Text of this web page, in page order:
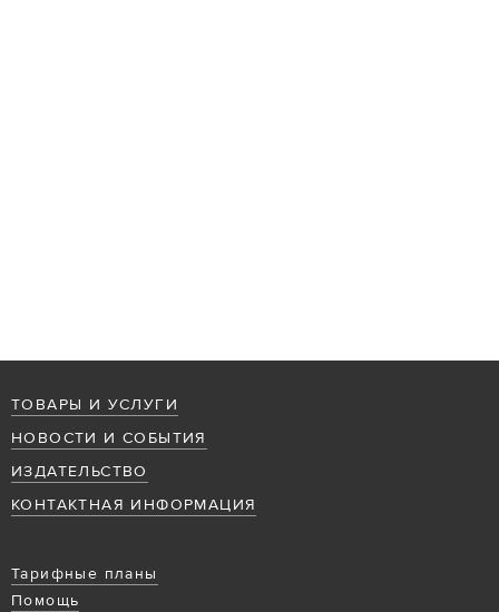
ТОВАРЫ И УСЛУГИ
НОВОСТИ И СОБЫТИЯ
ИЗДАТЕЛЬСТВО
КОНТАКТНАЯ ИНФОРМАЦИЯ
Тарифные планы
Помощь